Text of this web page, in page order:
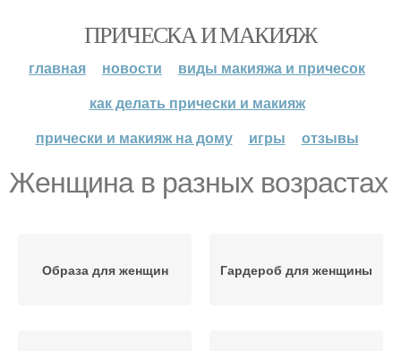
ПРИЧЕСКА И МАКИЯЖ
главная новости
виды макияжа и причесок
как делать прически и макияж
прически и макияж на дому
игры отзывы
Женщина в разных возрастах
Образа для женщин Гардероб для женщины